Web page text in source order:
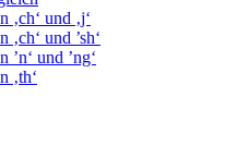
‚ch‘ und ‚j‘
und ’sh‘
’n‘ und ’ng‘
‚th‘